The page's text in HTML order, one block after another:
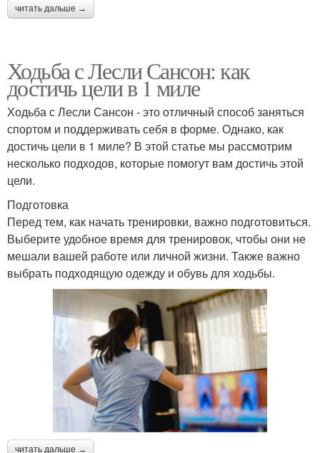
читать дальше →
Ходьба с Лесли Сансон: как
достичь цели в 1 миле
Ходьба с Лесли Сансон - это отличный способ заняться
спортом и поддерживать себя в форме. Однако, как
достичь цели в 1 миле? В этой статье мы рассмотрим
несколько подходов, которые помогут вам достичь этой
цели.
Подготовка
Перед тем, как начать тренировки, важно подготовиться.
Выберите удобное время для тренировок, чтобы они не
мешали вашей работе или личной жизни. Также важно
выбрать подходящую одежду и обувь для ходьбы.
читать дальше →